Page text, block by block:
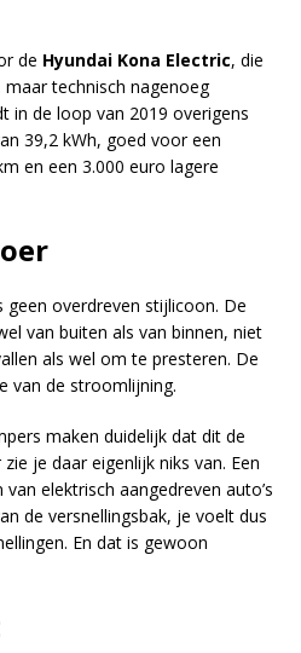
de Hyundai Kona Electric, die
technisch nagenoeg
in de loop van 2019 overigens
39,2 kWh, goed voor een
en een 3.000 euro lagere
overdreven stijlicoon. De
van buiten als van binnen, niet
als wel om te presteren. De
van de stroomlijning.
maken duidelijk dat dit de
je daar eigenlijk niks van. Een
elektrisch aangedreven auto’s
de versnellingsbak, je voelt dus
En dat is gewoon